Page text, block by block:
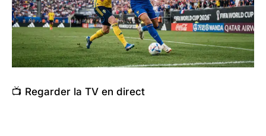
📺 Regarder la TV en direct